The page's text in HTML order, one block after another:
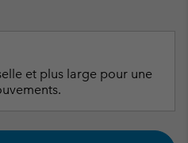
et plus large pour une